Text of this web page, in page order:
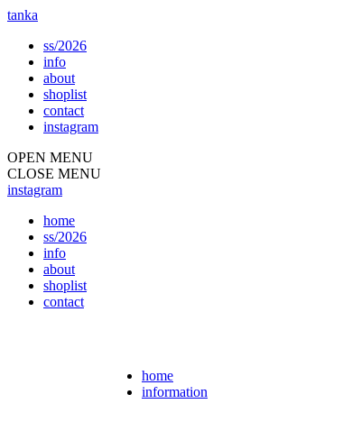
tanka
ss/2026
info
about
shoplist
contact
instagram
OPEN MENU
CLOSE MENU
instagram
home
ss/2026
info
about
shoplist
contact
home
information